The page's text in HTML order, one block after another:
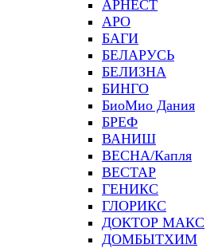
АРНЕСТ
АРО
БАГИ
БЕЛАРУСЬ
БЕЛИЗНА
БИНГО
БиоМио Дания
БРЕФ
ВАНИШ
ВЕСНА/Капля
ВЕСТАР
ГЕНИКС
ГЛОРИКС
ДОКТОР МАКС
ДОМБЫТХИМ